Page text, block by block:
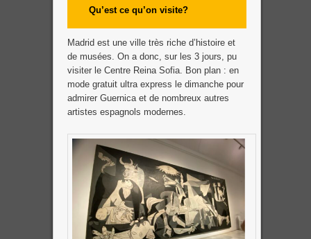
Qu’est ce qu’on visite?
Madrid est une ville très riche d’histoire et
de musées. On a donc, sur les 3 jours, pu
visiter le Centre Reina Sofia. Bon plan : en
mode gratuit ultra express le dimanche pour
admirer Guernica et de nombreux autres
artistes espagnols modernes.